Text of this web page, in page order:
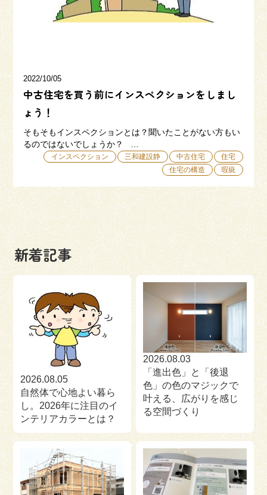
会社概要
054-365-3838
受付時間／平日9:00 - 18:00
来場予約 資料請求
2022/10/05
中古住宅を買う前にインスペクションをしまし
ょう！
そもそもインスペクションとは？聞いたことがない方もい
るのではないでしょうか？ …
インスペクション 三和建設静 中古住宅
住宅
住宅の構造
瑕疵
新着記事
2026.08.05
自然体で心地よい暮ら
し。2026年に注目のイ
ンテリアカラーとは？
2026.08.03
「進出色」と「後退
色」の色のマジックで
叶える、広がりを感じ
る空間づくり